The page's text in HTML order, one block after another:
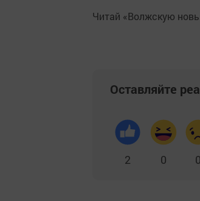
Читай «Волжскую
Оставляйте
2 0 0